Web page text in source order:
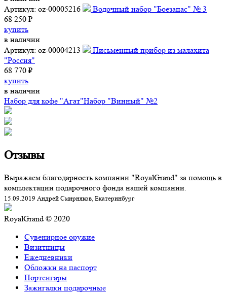
Артикул: oz-00005216
Водочный набор "Боезапас" № 3
68 250 ₽
купить
в наличии
Артикул: oz-00004213
Письменный прибор из малахита
"Россия"
68 770 ₽
купить
в наличии
Набор для кофе "Агат"Набор "Винный" №2
Отзывы
Выражаем благодарность компании "RoyalGrand" за помощь в
комплектации подарочного фонда нашей компании.
15.09.2019 Андрей Смирняков, Екатеринбург
RoyalGrand © 2020
Сувенирное оружие
Визитницы
Ежедневники
Обложки на паспорт
Портсигары
Зажигалки подарочные